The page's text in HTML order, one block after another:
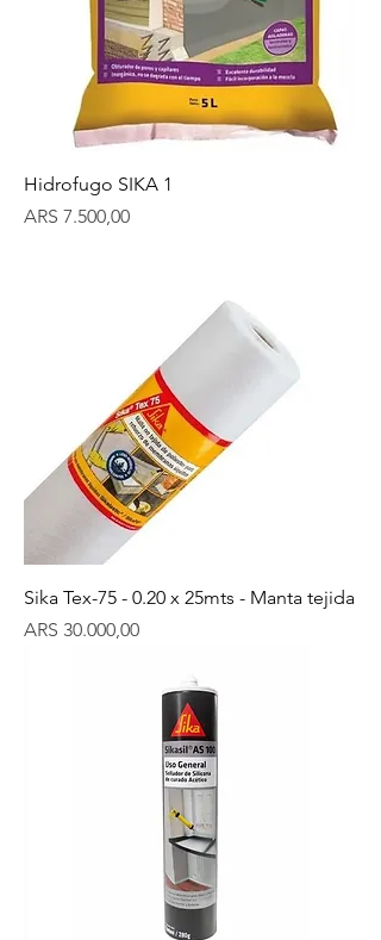
Hidrofugo SIKA 1
Precio
ARS 7.500,00
Sika Tex-75 - 0.20 x 25mts - Manta tejida
Precio
ARS 30.000,00